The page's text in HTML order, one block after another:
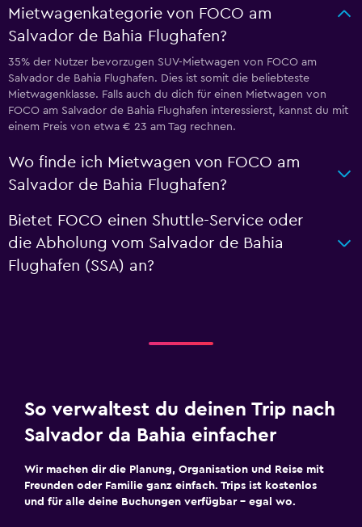
Mietwagenkategorie von FOCO am
Salvador de Bahia Flughafen?
35% der Nutzer bevorzugen SUV-Mietwagen von FOCO am
Salvador de Bahia Flughafen. Dies ist somit die beliebteste
Mietwagenklasse. Falls auch du dich für einen Mietwagen von
FOCO am Salvador de Bahia Flughafen interessierst, kannst du mit
einem Preis von etwa € 23 am Tag rechnen.
Wo finde ich Mietwagen von FOCO am
Salvador de Bahia Flughafen?
Bietet FOCO einen Shuttle-Service oder
die Abholung vom Salvador de Bahia
Flughafen (SSA) an?
So verwaltest du deinen Trip nach
Salvador da Bahia einfacher
Wir machen dir die Planung, Organisation und Reise mit
Freunden oder Familie ganz einfach. Trips ist kostenlos
und für alle deine Buchungen verfügbar – egal wo.